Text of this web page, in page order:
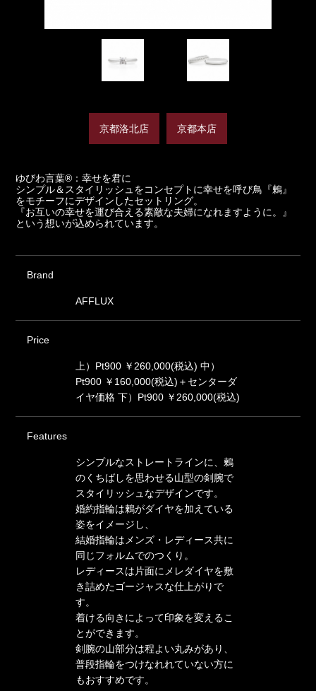
京都洛北店 京都本店
ゆびわ言葉®：幸せを君に
シンプル＆スタイリッシュをコンセプトに幸せを呼び鳥『鶫』
をモチーフにデザインしたセットリング。
『お互いの幸せを運び合える素敵な夫婦になれますように。』
という想いが込められています。
Brand
AFFLUX
Price
上）Pt900 ￥260,000(税込) 中）
Pt900 ￥160,000(税込)＋センターダ
イヤ価格 下）Pt900 ￥260,000(税込)
Features
シンプルなストレートラインに、鶫
のくちばしを思わせる山型の剣腕で
スタイリッシュなデザインです。
婚約指輪は鶫がダイヤを加えている
姿をイメージし、
結婚指輪はメンズ・レディース共に
同じフォルムでのつくり。
レディースは片面にメレダイヤを敷
き詰めたゴージャスな仕上がりで
す。
着ける向きによって印象を変えるこ
とができます。
剣腕の山部分は程よい丸みがあり、
普段指輪をつけなれれていない方に
もおすすめです。